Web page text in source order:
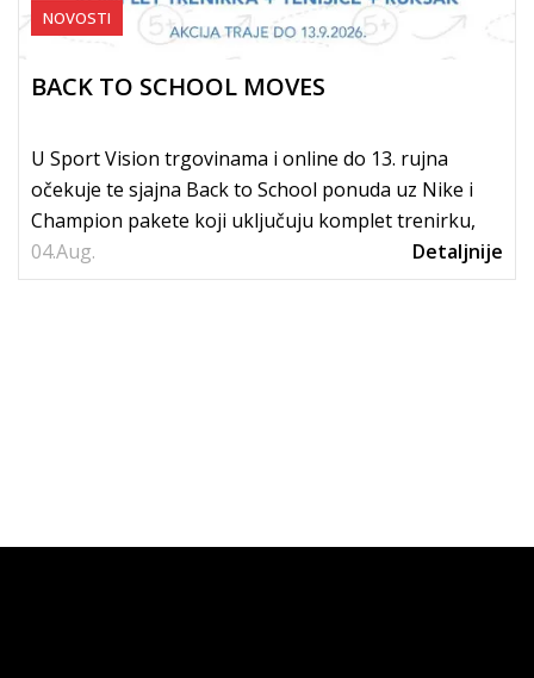
04.Aug.
NOVOSTI
BACK TO SCHOOL MOVES
U Sport Vision trgovinama i online do 13. rujna
očekuje te sjajna Back to School ponuda uz Nike i
Champion pakete koji uključuju komplet trenirku,
tenisice i...
Detaljnije